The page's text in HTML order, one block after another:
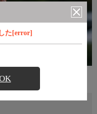
た[error]